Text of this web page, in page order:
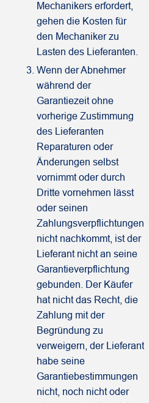
Mechanikers erfordert,
gehen die Kosten für
den Mechaniker zu
Lasten des Lieferanten.
Wenn der Abnehmer
während der
Garantiezeit ohne
vorherige Zustimmung
des Lieferanten
Reparaturen oder
Änderungen selbst
vornimmt oder durch
Dritte vornehmen lässt
oder seinen
Zahlungsverpflichtungen
nicht nachkommt, ist der
Lieferant nicht an seine
Garantieverpflichtung
gebunden. Der Käufer
hat nicht das Recht, die
Zahlung mit der
Begründung zu
verweigern, der Lieferant
habe seine
Garantiebestimmungen
nicht, noch nicht oder